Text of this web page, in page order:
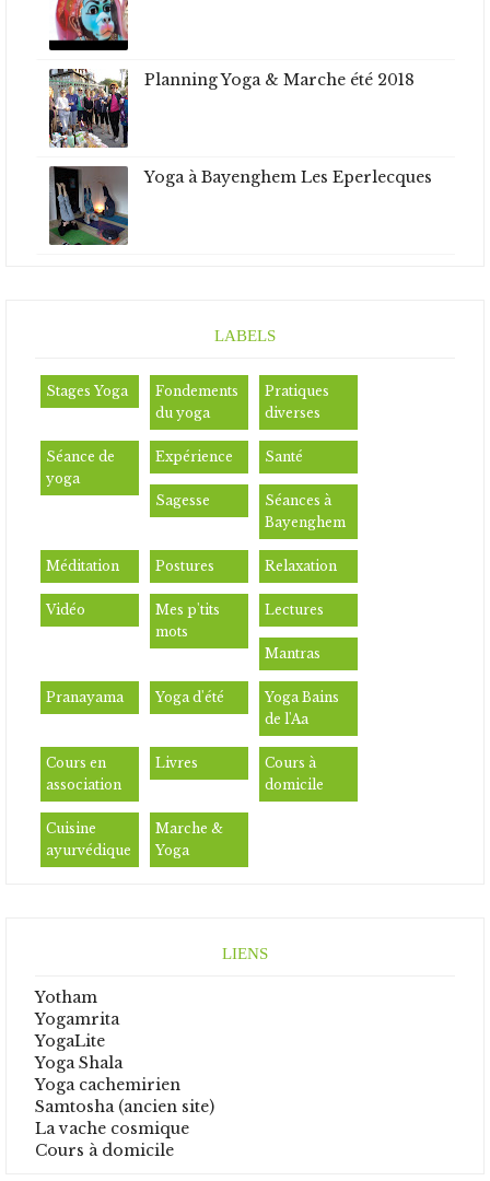
Planning Yoga & Marche été 2018
Yoga à Bayenghem Les Eperlecques
LABELS
Stages Yoga
Fondements
du yoga
Pratiques
diverses
Séance de
yoga
Expérience Santé
Sagesse
Séances à
Bayenghem
Méditation Postures Relaxation
Vidéo
Mes p'tits
mots
Lectures
Mantras
Pranayama Yoga d'été
Yoga Bains
de l'Aa
Cours en
association
Livres
Cours à
domicile
Cuisine
ayurvédique
Marche &
Yoga
LIENS
Yotham
Yogamrita
YogaLite
Yoga Shala
Yoga cachemirien
Samtosha (ancien site)
La vache cosmique
Cours à domicile